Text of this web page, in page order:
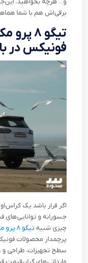
برقی‌اش هم با شما
تیگو ۸
فونیکس در
اگر قرار باشد یک
جسورانه و توانایی‌های
چیزی شبیه تیگو ۸ پرو مکس
پرچمدار محصولات
سطح تجهیزات، طراحی و